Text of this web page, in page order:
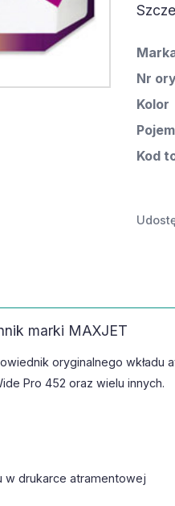
Nr
Kolor
Kod
marki MAXJET
oryginalnego wkładu
Pro 452 oraz wielu innych.
drukarce atramentowej